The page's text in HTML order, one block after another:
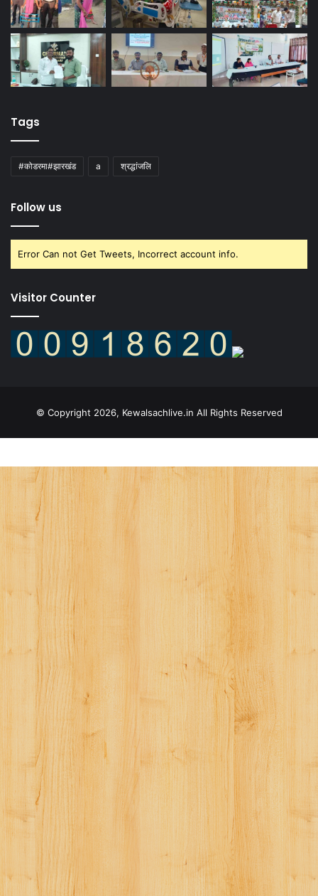
Tags
#कोडरमा#झारखंड a श्रद्धांजलि
Follow us
Error Can not Get Tweets, Incorrect account info.
Visitor Counter
© Copyright 2026, Kewalsachlive.in All Rights Reserved